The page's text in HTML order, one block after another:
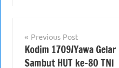
Navigasi
pos
Previous Post
Kodim 1709/Yawa
Sambut HUT ke-80 TNI